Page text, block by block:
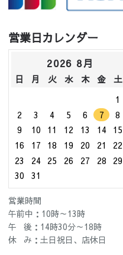
営業日カレンダー
2026 8月
日 月 火 水 木 金
土
1
2
3 4 5 6 7
8
9
10 11 12 13 14
15
16
17 18 19 20 21
22
23
24 25 26 27 28
29
30
31
営業時間
午前中：10時～13時
午 後：14時30分～18時
休 み：土日祝日、店休日